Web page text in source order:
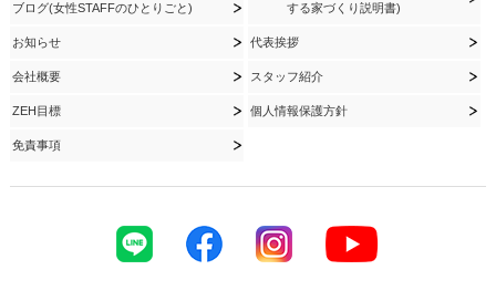
ブログ(女性STAFFのひとりごと)
する家づくり説明書)
お知らせ 代表挨拶
会社概要 スタッフ紹介
ZEH目標 個人情報保護方針
免責事項